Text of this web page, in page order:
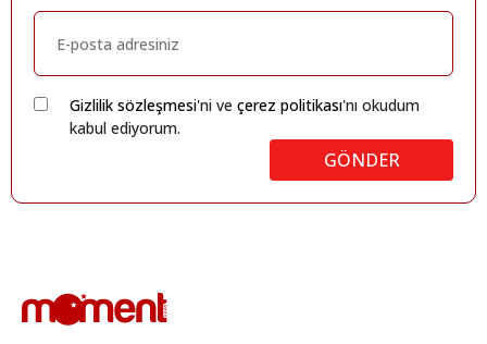
Gizlilik sözleşmesi'ni ve çerez politikası'nı okudum
kabul ediyorum.
GÖNDER